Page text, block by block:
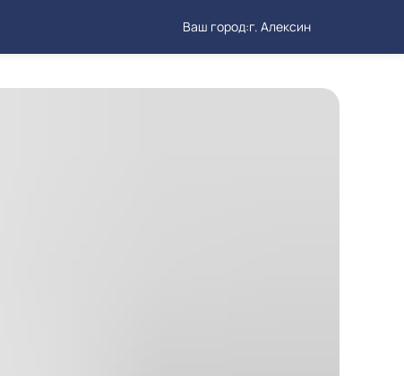
Ваш город:г. Алексин